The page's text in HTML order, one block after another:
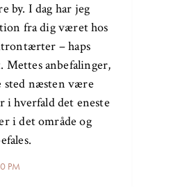
PM
by. I dag har jeg
fra dig været hos
– haps
Mettes anbefalinger,
sted næsten være
i hverfald det eneste
i det område og